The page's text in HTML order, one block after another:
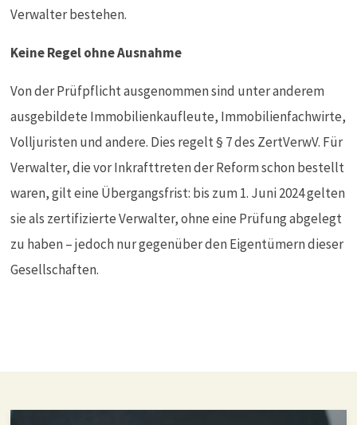
Verwalter bestehen.
Keine Regel ohne Ausnahme
Von der Prüfpflicht ausgenommen sind unter anderem
ausgebildete Immobilienkaufleute, Immobilienfachwirte,
Volljuristen und andere. Dies regelt § 7 des ZertVerwV. Für
Verwalter, die vor Inkrafttreten der Reform schon bestellt
waren, gilt eine Übergangsfrist: bis zum 1. Juni 2024 gelten
sie als zertifizierte Verwalter, ohne eine Prüfung abgelegt
zu haben – jedoch nur gegenüber den Eigentümern dieser
Gesellschaften.